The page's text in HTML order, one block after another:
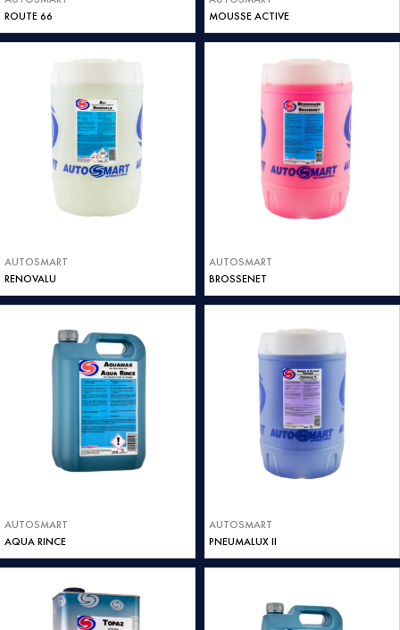
ROUTE 66
MOUSSE ACTIVE
AUTOSMART
RENOVALU
AUTOSMART
BROSSENET
AUTOSMART
AQUA RINCE
AUTOSMART
PNEUMALUX II